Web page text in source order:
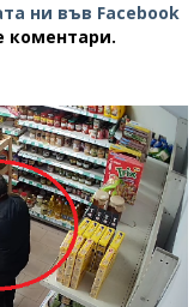
ни във Facebook
коментари.